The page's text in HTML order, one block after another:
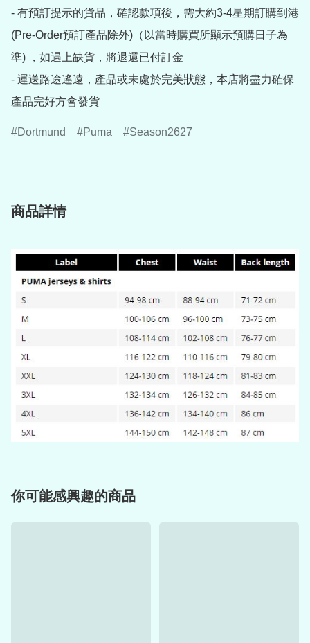
- 有預訂提示的貨品，確認款項後，需大約3-4星期訂購到港
(Pre-Order預訂產品除外)（以當時購買所顯示預購日子為
準) ，如遇上缺貨，將退還已付訂金
- 運送路途遙遠，產品或未處於完美狀態，本店將盡力確保
產品完好方會發貨
Dortmund Puma Season2627
商品詳情
你可能感興趣的商品